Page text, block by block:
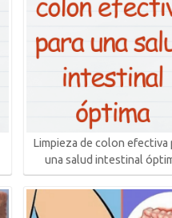
Limpieza de colon efectiva
una salud intestinal